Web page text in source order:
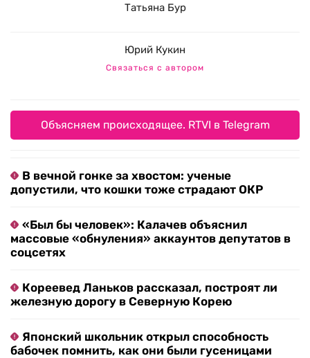
Татьяна Бур
Юрий Кукин
Связаться с автором
Объясняем происходящее. RTVI в Telegram
В вечной гонке за хвостом: ученые
допустили, что кошки тоже страдают ОКР
«Был бы человек»: Калачев объяснил
массовые «обнуления» аккаунтов депутатов в
соцсетях
Кореевед Ланьков рассказал, построят ли
железную дорогу в Северную Корею
Японский школьник открыл способность
бабочек помнить, как они были гусеницами